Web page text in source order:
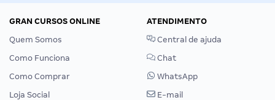
GRAN CURSOS ONLINE
Quem Somos
Como Funciona
Como Comprar
Loja Social
ATENDIMENTO
Central de ajuda
Chat
WhatsApp
E-mail